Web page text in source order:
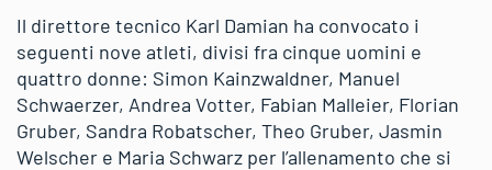
Il direttore tecnico Karl Damian ha convocato i
seguenti nove atleti, divisi fra cinque uomini e
quattro donne: Simon Kainzwaldner, Manuel
Schwaerzer, Andrea Votter, Fabian Malleier, Florian
Gruber, Sandra Robatscher, Theo Gruber, Jasmin
Welscher e Maria Schwarz per l’allenamento che si